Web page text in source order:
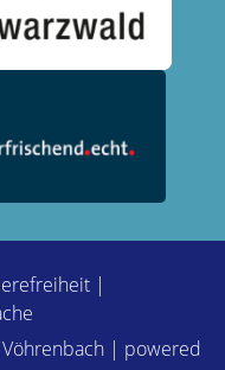
|
| powered